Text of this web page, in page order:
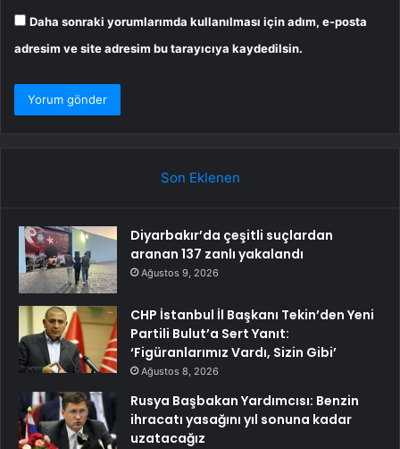
Daha sonraki yorumlarımda kullanılması için adım, e-posta
adresim ve site adresim bu tarayıcıya kaydedilsin.
Son Eklenen
Diyarbakır’da çeşitli suçlardan
aranan 137 zanlı yakalandı
Ağustos 9, 2026
CHP İstanbul İl Başkanı Tekin’den Yeni
Partili Bulut’a Sert Yanıt:
‘Figüranlarımız Vardı, Sizin Gibi’
Ağustos 8, 2026
Rusya Başbakan Yardımcısı: Benzin
ihracatı yasağını yıl sonuna kadar
uzatacağız